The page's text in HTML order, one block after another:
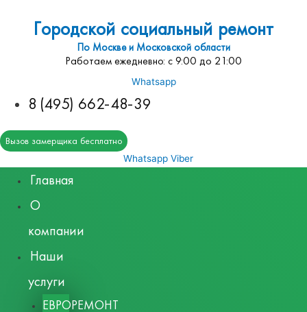
Городской социальный ремонт
По Москве и Московской области
Работаем ежедневно: с 9:00 до 21:00
Whatsapp
8 (495) 662-48-39
Вызов замерщика бесплатно
Whatsapp Viber
Главная
О
компании
Наши
услуги
ЕВРОРЕМОНТ